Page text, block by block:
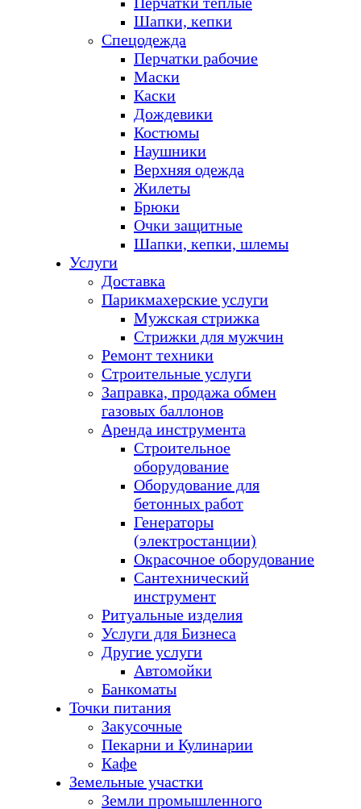
Шапки, кепки
Спецодежда
Перчатки рабочие
Маски
Каски
Дождевики
Костюмы
Наушники
Верхняя одежда
Жилеты
Брюки
Очки защитные
Шапки, кепки, шлемы
Услуги
Доставка
Парикмахерские услуги
Мужская стрижка
Стрижки для мужчин
Ремонт техники
Строительные услуги
Заправка, продажа обмен
газовых баллонов
Аренда инструмента
Строительное
оборудование
Оборудование для
бетонных работ
Генераторы
(электростанции)
Окрасочное оборудование
Сантехнический
инструмент
Ритуальные изделия
Услуги для Бизнеса
Другие услуги
Автомойки
Банкоматы
Точки питания
Закусочные
Пекарни и Кулинарии
Кафе
Земельные участки
Земли промышленного